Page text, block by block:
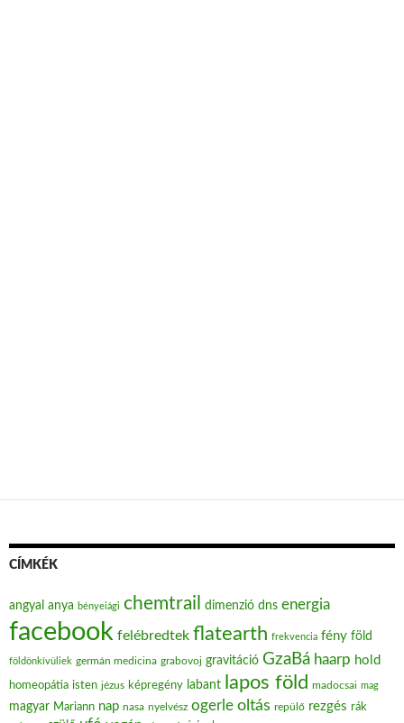
CÍMKÉK
angyal anya bényeiági chemtrail dimenzió dns energia
facebook felébredtek flatearth frekvencia fény föld
földönkívüliek germán medicina grabovoj gravitáció GzaBá haarp hold
homeopátia isten jézus képregény labant lapos föld madocsai mag
magyar Mariann nap nasa nyelvész ogerle oltás repülő rezgés rák